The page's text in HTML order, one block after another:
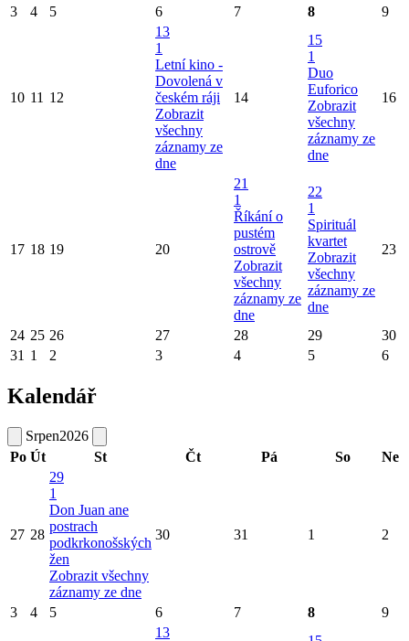
3 4 5 6 7 8 9
10 11 12
13
1
Letní kino -
Dovolená v
českém ráji
Zobrazit
všechny
záznamy ze
dne
14
15
1
Duo
Euforico
Zobrazit
všechny
záznamy ze
dne
16
17 18 19 20
21
1
Říkání o
pustém
ostrově
Zobrazit
všechny
záznamy ze
dne
22
1
Spirituál
kvartet
Zobrazit
všechny
záznamy ze
dne
23
24 25 26 27 28 29
30
31 1 2 3 4 5 6
Kalendář
Srpen2026
Po Út St Čt Pá So Ne
27 28
29
1
Don Juan ane
postrach
podkrkonošských
žen
Zobrazit všechny
záznamy ze dne
30 31 1 2
3 4 5 6 7 8
9
13